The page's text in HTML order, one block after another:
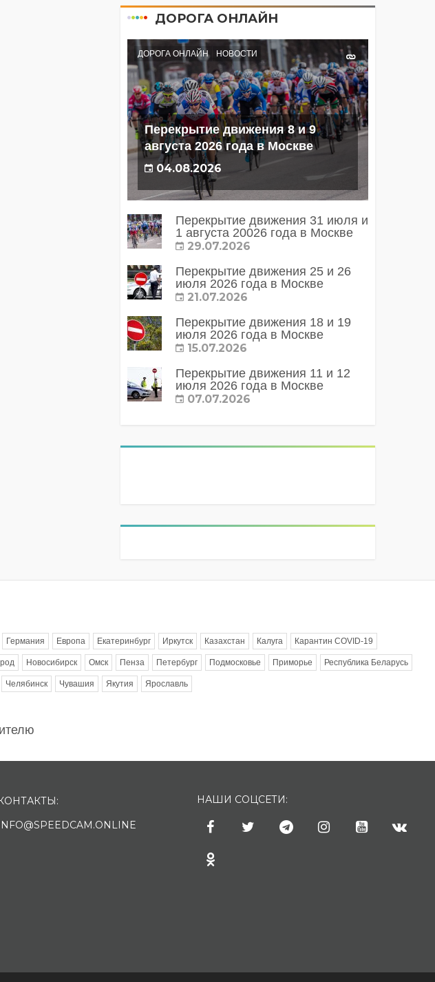
ДОРОГА ОНЛАЙН
ДОРОГА ОНЛАЙН НОВОСТИ
Перекрытие движения 8 и 9
августа 2026 года в Москве
04.08.2026
Перекрытие движения 31 июля и
1 августа 20026 года в Москве
29.07.2026
Перекрытие движения 25 и 26
июля 2026 года в Москве
21.07.2026
Перекрытие движения 18 и 19
июля 2026 года в Москве
15.07.2026
Перекрытие движения 11 и 12
июля 2026 года в Москве
07.07.2026
Германия Европа Екатеринбург Иркутск Казахстан Калуга Карантин COVID-19
Новосибирск Омск Пенза Петербург Подмосковье Приморье Республика Беларусь
Челябинск Чувашия Якутия Ярославль
НАШИ СОЦСЕТИ: